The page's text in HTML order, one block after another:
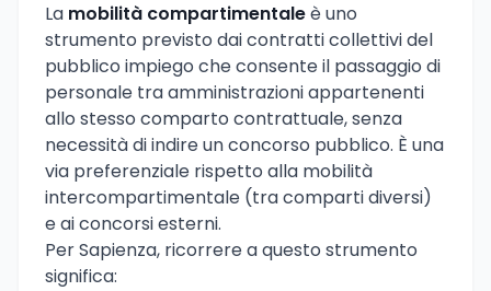
La mobilità compartimentaleè uno
strumento previsto dai contratti collettivi del
pubblico impiego che consente il passaggio di
personale tra amministrazioni appartenenti
allo stesso comparto contrattuale, senza
necessità di indire un concorso pubblico. È una
via preferenziale rispetto alla mobilità
intercompartimentale (tra comparti diversi)
e ai concorsi esterni.
Per Sapienza, ricorrere a questo strumento
significa: